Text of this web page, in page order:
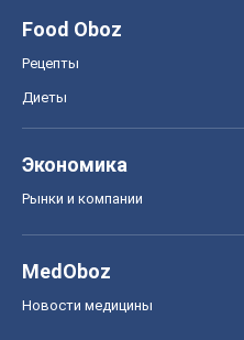
Food Oboz
Рецепты
Диеты
Экономика
Рынки и компании
MedOboz
Новости медицины